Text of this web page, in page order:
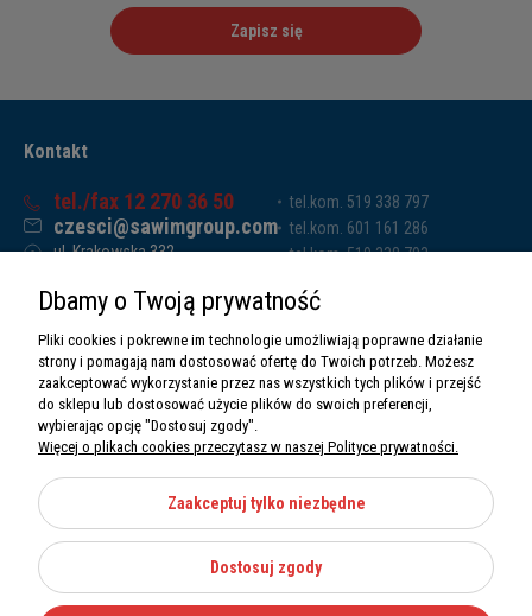
Zapisz się
Kontakt
tel./fax 12 270 36 50
czesci@sawimgroup.com
ul. Krakowska 332,
Sawim Group Mariusz Zdyb sp. k.
NIP: 5130284470
REGON: 5246591010
tel.kom. 519 338 797
tel.kom. 601 161 286
tel.kom. 519 338 793
O nas
Informacje
Moje konto
Kategorie
Dbamy o Twoją prywatność
Pliki cookies i pokrewne im technologie umożliwiają poprawne działanie
strony i pomagają nam dostosować ofertę do Twoich potrzeb. Możesz
zaakceptować wykorzystanie przez nas wszystkich tych plików i przejść
do sklepu lub dostosować użycie plików do swoich preferencji,
wybierając opcję "Dostosuj zgody".
Więcej o plikach cookies przeczytasz w naszej Polityce prywatności.
Zaakceptuj tylko niezbędne
Dostosuj zgody